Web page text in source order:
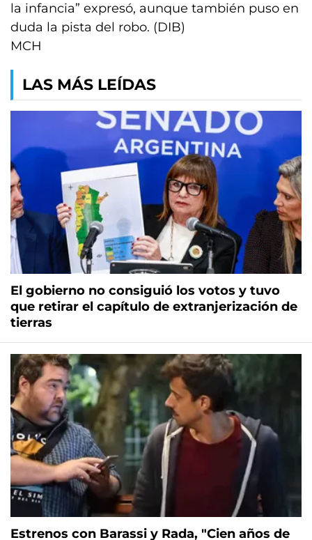
la infancia” expresó, aunque también puso en
duda la pista del robo. (DIB)
MCH
LAS MÁS LEÍDAS
El gobierno no consiguió los votos y tuvo
que retirar el capítulo de extranjerización de
tierras
Estrenos con Barassi y Rada, "Cien años de